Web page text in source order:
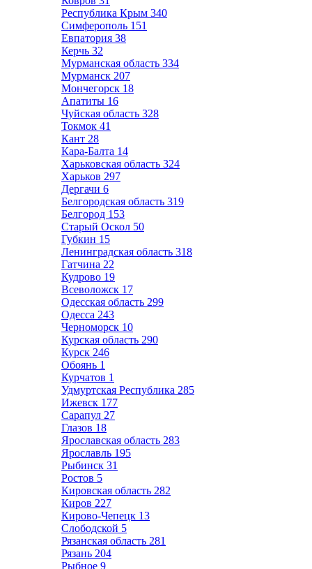
Республика Крым 340
Симферополь 151
Евпатория 38
Керчь 32
Мурманская область 334
Мурманск 207
Мончегорск 18
Апатиты 16
Чуйская область 328
Токмок 41
Кант 28
Кара-Балта 14
Харьковская область 324
Харьков 297
Дергачи 6
Белгородская область 319
Белгород 153
Старый Оскол 50
Губкин 15
Ленинградская область 318
Гатчина 22
Кудрово 19
Всеволожск 17
Одесская область 299
Одесса 243
Черноморск 10
Курская область 290
Курск 246
Обоянь 1
Курчатов 1
Удмуртская Республика 285
Ижевск 177
Сарапул 27
Глазов 18
Ярославская область 283
Ярославль 195
Рыбинск 31
Ростов 5
Кировская область 282
Киров 227
Кирово-Чепецк 13
Слободской 5
Рязанская область 281
Рязань 204
Рыбное 9